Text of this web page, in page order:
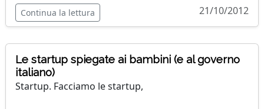
Continua la lettura 21/10/2012
Le startup spiegate ai bambini (e al governo
italiano)
Startup. Facciamo le startup,